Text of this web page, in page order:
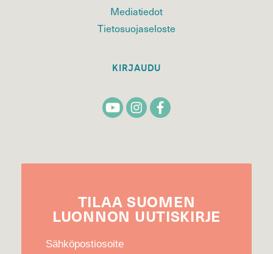
Mediatiedot
Tietosuojaseloste
KIRJAUDU
TILAA SUOMEN
LUONNON UUTIS­KIRJE
Sähköpostiosoite